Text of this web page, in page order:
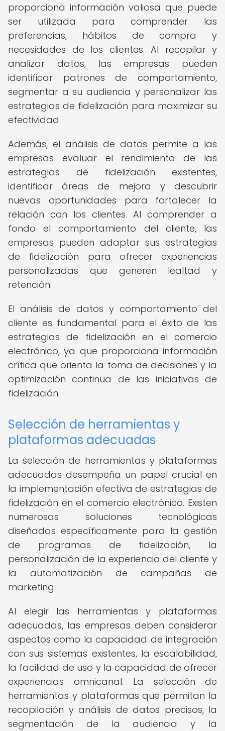
proporciona información valiosa que puede
ser utilizada para comprender las
preferencias, hábitos de compra y
necesidades de los clientes. Al recopilar y
analizar datos, las empresas pueden
identificar patrones de comportamiento,
segmentar a su audiencia y personalizar las
estrategias de fidelización para maximizar su
efectividad.
Además, el análisis de datos permite a las
empresas evaluar el rendimiento de las
estrategias de fidelización existentes,
identificar áreas de mejora y descubrir
nuevas oportunidades para fortalecer la
relación con los clientes. Al comprender a
fondo el comportamiento del cliente, las
empresas pueden adaptar sus estrategias
de fidelización para ofrecer experiencias
personalizadas que generen lealtad y
retención.
El análisis de datos y comportamiento del
cliente es fundamental para el éxito de las
estrategias de fidelización en el comercio
electrónico, ya que proporciona información
crítica que orienta la toma de decisiones y la
optimización continua de las iniciativas de
fidelización.
Selección de herramientas y
plataformas adecuadas
La selección de herramientas y plataformas
adecuadas desempeña un papel crucial en
la implementación efectiva de estrategias de
fidelización en el comercio electrónico. Existen
numerosas soluciones tecnológicas
diseñadas específicamente para la gestión
de programas de fidelización, la
personalización de la experiencia del cliente y
la automatización de campañas de
marketing.
Al elegir las herramientas y plataformas
adecuadas, las empresas deben considerar
aspectos como la capacidad de integración
con sus sistemas existentes, la escalabilidad,
la facilidad de uso y la capacidad de ofrecer
experiencias omnicanal. La selección de
herramientas y plataformas que permitan la
recopilación y análisis de datos precisos, la
segmentación de la audiencia y la